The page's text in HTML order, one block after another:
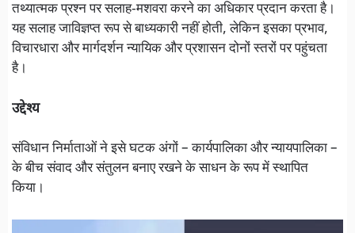
तथ्यात्मक प्रश्न पर सलाह‑मशवरा करने का अधिकार प्रदान करता है।
यह सलाह जाविज्ञप्त रूप से बाध्यकारी नहीं होती, लेकिन इसका प्रभाव,
विचारधारा और मार्गदर्शन न्यायिक और प्रशासन दोनों स्तरों पर पहुंचता
है।
उद्देश्य
संविधान निर्माताओं ने इसे घटक अंगों – कार्यपालिका और न्यायपालिका –
के बीच संवाद और संतुलन बनाए रखने के साधन के रूप में स्थापित
किया।